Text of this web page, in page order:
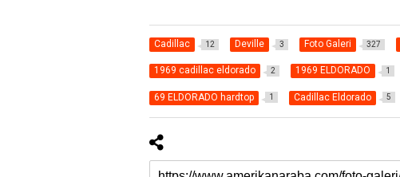
Cadillac 12 Deville 3 Foto Galeri 327
1969 cadillac eldorado 2 1969 ELDORADO 1
69 ELDORADO hardtop 1 Cadillac Eldorado 5